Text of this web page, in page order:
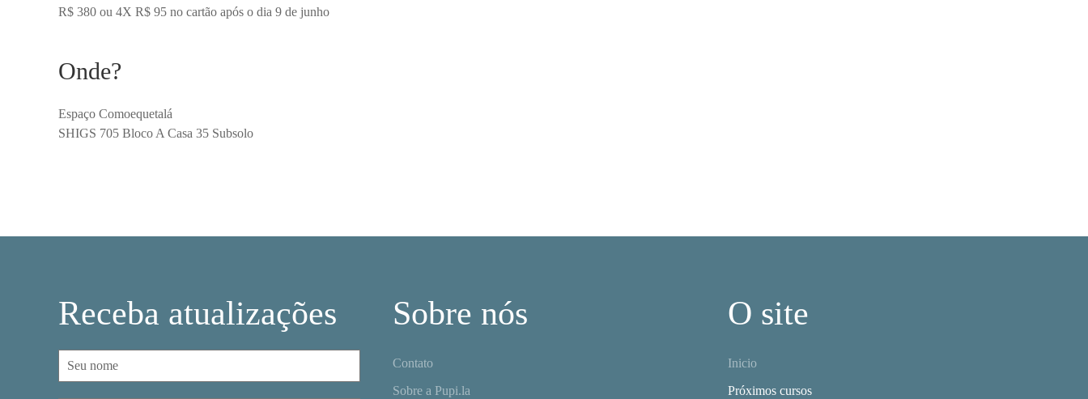
R$ 380 ou 4X R$ 95 no cartão após o dia 9 de junho
Onde?
Espaço Comoequetalá
SHIGS 705 Bloco A Casa 35 Subsolo
Receba atualizações Sobre nós
Contato
Sobre a Pupi.la
O site
Inicio
Próximos cursos